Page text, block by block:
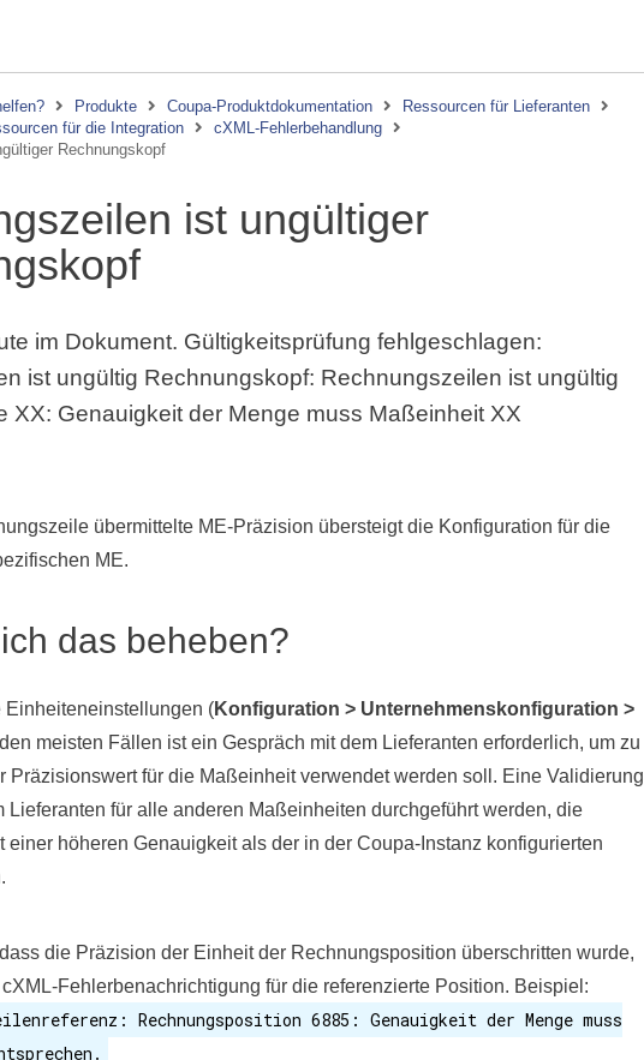
Produkte Coupa-Produktdokumentation
Ressourcen für Lieferanten
für die Integration
cXML-Fehlerbehandlung
Rechnungskopf
ist ungültiger
im Dokument. Gültigkeitsprüfung fehlgeschlagen:
ist ungültig Rechnungskopf: Rechnungszeilen ist ungültig
XX: Genauigkeit der Menge muss Maßeinheit XX
übermittelte ME-Präzision übersteigt die Konfiguration für die
ME.
das beheben?
Einheiteneinstellungen (Konfiguration > Unternehmenskonfiguration >
meisten Fällen ist ein Gespräch mit dem Lieferanten erforderlich, um zu
Präzisionswert für die Maßeinheit verwendet werden soll. Eine Validierung
Lieferanten für alle anderen Maßeinheiten durchgeführt werden, die
einer höheren Genauigkeit als der in der Coupa-Instanz konfigurierten
die Präzision der Einheit der Rechnungsposition überschritten wurde,
Fehlerbenachrichtigung für die referenzierte Position. Beispiel:
Rechnungsposition 6885: Genauigkeit der Menge muss